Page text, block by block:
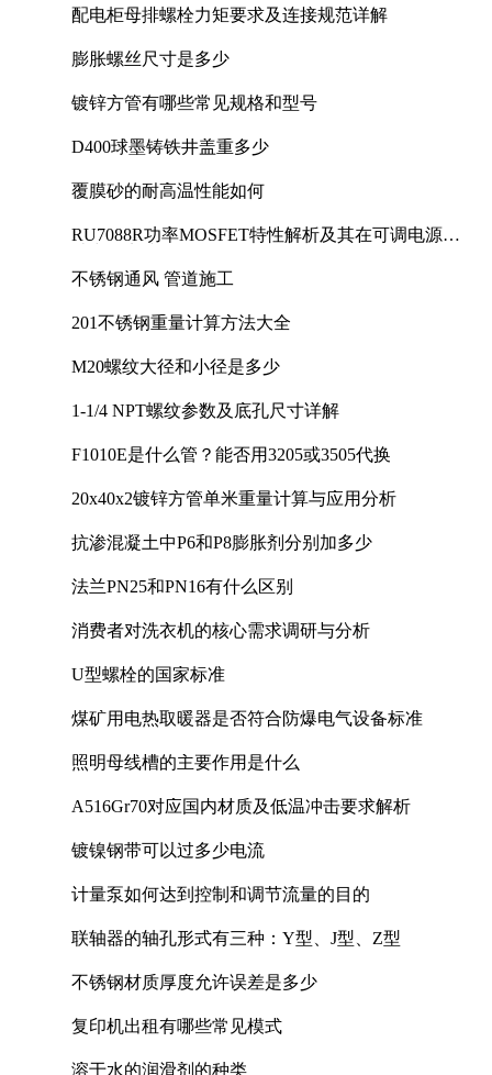
配电柜母排螺栓力矩要求及连接规范详解
膨胀螺丝尺寸是多少
镀锌方管有哪些常见规格和型号
D400球墨铸铁井盖重多少
覆膜砂的耐高温性能如何
RU7088R功率MOSFET特性解析及其在可调电源设
不锈钢通风 管道施工
201不锈钢重量计算方法大全
M20螺纹大径和小径是多少
1-1/4 NPT螺纹参数及底孔尺寸详解
F1010E是什么管？能否用3205或3505代换
20x40x2镀锌方管单米重量计算与应用分析
抗渗混凝土中P6和P8膨胀剂分别加多少
法兰PN25和PN16有什么区别
消费者对洗衣机的核心需求调研与分析
U型螺栓的国家标准
煤矿用电热取暖器是否符合防爆电气设备标准
照明母线槽的主要作用是什么
A516Gr70对应国内材质及低温冲击要求解析
镀镍钢带可以过多少电流
计量泵如何达到控制和调节流量的目的
联轴器的轴孔形式有三种：Y型、J型、Z型
不锈钢材质厚度允许误差是多少
复印机出租有哪些常见模式
溶于水的润滑剂的种类